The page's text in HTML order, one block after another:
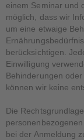
einem Seminar und
möglich, dass wir
um eine etwaige
berücksichtigen.
Einwilligung
Behinderungen
können wir keine
Die
bei der Anmeldung